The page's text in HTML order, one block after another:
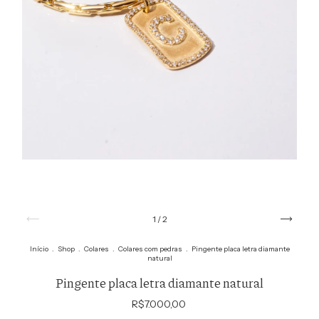
1 /2
Início Shop Colares Colares com pedras
Pingente placa letra diamante
natural
Pingente placa letra diamante natural
R$7.000,00